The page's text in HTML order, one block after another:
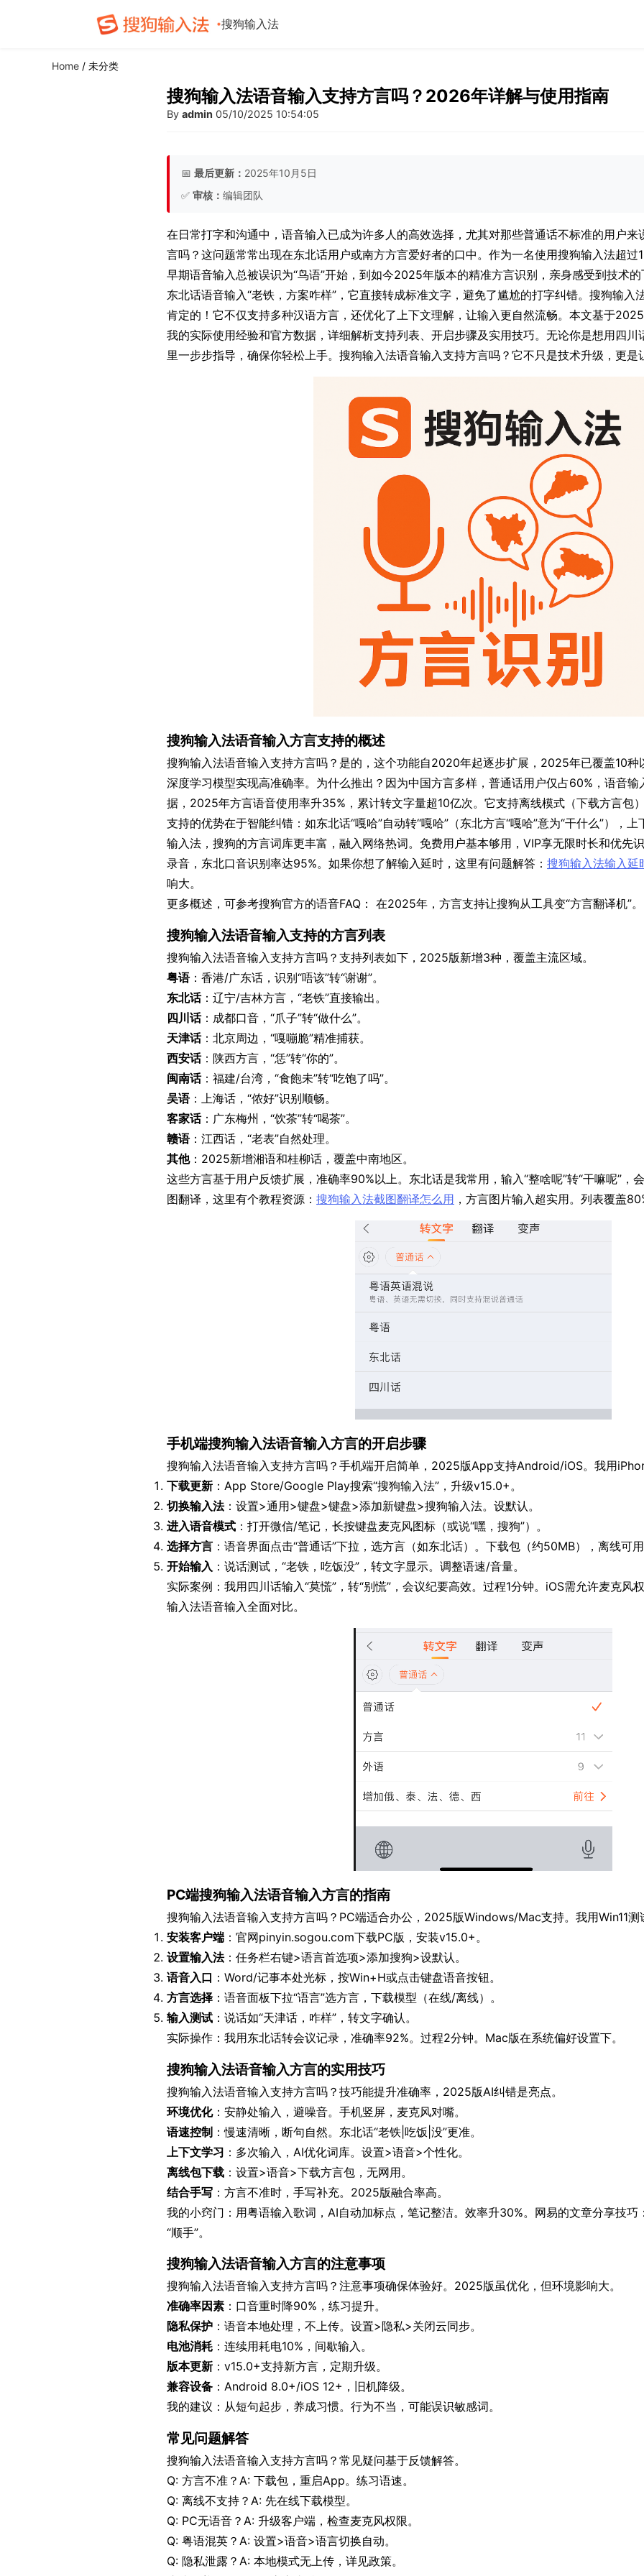
搜狗输入法
Home / 未分类
搜狗输入法语音输入支持方言吗？2026年详解与使用指南
By admin 05/10/2025 10:54:05
📅 最后更新： 2025年10月5日
✅ 审核： 编辑团队
在日常打字和沟通中，语音输入已成为许多人的高效选择，尤其对那些普通话不标准的用户
言吗？这问题常常出现在东北话用户或南方方言爱好者的口中。作为一名使用搜狗输入法超过
早期语音输入总被误识为“鸟语”开始，到如今2025年版本的精准方言识别，亲身感受到技术
东北话语音输入“老铁，方案咋样”，它直接转成标准文字，避免了尴尬的打字纠错。搜狗输入
肯定的！它不仅支持多种汉语方言，还优化了上下文理解，让输入更自然流畅。本文基于
我的实际使用经验和官方数据，详细解析支持列表、开启步骤及实用技巧。无论你是想用四
里一步步指导，确保你轻松上手。搜狗输入法语音输入支持方言吗？它不只是技术升级，更是
搜狗输入法语音输入方言支持的概述
搜狗输入法语音输入支持方言吗？是的，这个功能自2020年起逐步扩展，2025年已覆盖10种
深度学习模型实现高准确率。为什么推出？因为中国方言多样，普通话用户仅占60%，语音
据，2025年方言语音使用率升35%，累计转文字量超10亿次。它支持离线模式（下载方言包
支持的优势在于智能纠错：如东北话“嘎哈”自动转“嘎哈”（东北方言“嘎哈”意为“干什么”），
输入法，搜狗的方言词库更丰富，融入网络热词。免费用户基本够用，VIP享无限时长和优先
录音，东北口音识别率达95%。如果你想了解输入延时，这里有问题解答： 搜狗输入法输入延
响大。
更多概述，可参考搜狗官方的语音FAQ： 在2025年，方言支持让搜狗从工具变“方言翻译机”。
搜狗输入法语音输入支持的方言列表
搜狗输入法语音输入支持方言吗？支持列表如下，2025版新增3种，覆盖主流区域。
粤语：香港/广东话，识别“唔该”转“谢谢”。
东北话：辽宁/吉林方言，“老铁”直接输出。
四川话：成都口音，“爪子”转“做什么”。
天津话：北京周边，“嘎嘣脆”精准捕获。
西安话：陕西方言，“恁”转“你的”。
闽南话：福建/台湾，“食飽未”转“吃饱了吗”。
吴语：上海话，“侬好”识别顺畅。
客家话：广东梅州，“饮茶”转“喝茶”。
赣语：江西话，“老表”自然处理。
其他：2025新增湘语和桂柳话，覆盖中南地区。
这些方言基于用户反馈扩展，准确率90%以上。东北话是我常用，输入“整啥呢”转“干嘛呢”，
图翻译，这里有个教程资源： 搜狗输入法截图翻译怎么用 ，方言图片输入超实用。列表覆盖
手机端搜狗输入法语音输入方言的开启步骤
搜狗输入法语音输入支持方言吗？手机端开启简单，2025版App支持Android/iOS。我用
下载更新 ：App Store/Google Play搜索“搜狗输入法”，升级v15.0+。
切换输入法：设置>通用>键盘>键盘>添加新键盘>搜狗输入法。设默认。
进入语音模式 ：打开微信/笔记，长按键盘麦克风图标（或说“嘿，搜狗”）。
选择方言 ：语音界面点击“普通话”下拉，选方言（如东北话）。下载包（约50MB），离线可
开始输入 ：说话测试，“老铁，吃饭没”，转文字显示。调整语速/音量。
实际案例：我用四川话输入“莫慌”，转“别慌”，会议纪要高效。过程1分钟。iOS需允许麦克风
输入法语音输入全面对比。
PC端搜狗输入法语音输入方言的指南
搜狗输入法语音输入支持方言吗？PC端适合办公，2025版Windows/Mac支持。我用Win11测
安装客户端 ：官网pinyin.sogou.com下载PC版，安装v15.0+。
设置输入法：任务栏右键>语言首选项>添加搜狗>设默认。
语音入口 ：Word/记事本处光标，按Win+H或点击键盘语音按钮。
方言选择 ：语音面板下拉“语言”选方言，下载模型（在线/离线）。
输入测试 ：说话如“天津话，咋样”，转文字确认。
实际操作：我用东北话转会议记录，准确率92%。过程2分钟。Mac版在系统偏好设置下。
搜狗输入法语音输入方言的实用技巧
搜狗输入法语音输入支持方言吗？技巧能提升准确率，2025版AI纠错是亮点。
环境优化：安静处输入，避噪音。手机竖屏，麦克风对嘴。
语速控制 ：慢速清晰，断句自然。东北话“老铁|吃饭|没”更准。
上下文学习 ：多次输入，AI优化词库。设置>语音>个性化。
离线包下载 ：设置>语音>下载方言包，无网用。
结合手写 ：方言不准时，手写补充。2025版融合率高。
我的小窍门：用粤语输入歌词，AI自动加标点，笔记整洁。效率升30%。网易的文章分享技巧
“顺手”。
搜狗输入法语音输入方言的注意事项
搜狗输入法语音输入支持方言吗？注意事项确保体验好。2025版虽优化，但环境影响大。
准确率因素 ：口音重时降90%，练习提升。
隐私保护 ：语音本地处理，不上传。设置>隐私>关闭云同步。
电池消耗 ：连续用耗电10%，间歇输入。
版本更新 ：v15.0+支持新方言，定期升级。
兼容设备 ：Android 8.0+/iOS 12+，旧机降级。
我的建议：从短句起步，养成习惯。行为不当，可能误识敏感词。
常见问题解答
搜狗输入法语音输入支持方言吗？常见疑问基于反馈解答。
Q: 方言不准？A: 下载包，重启App。练习语速。
Q: 离线不支持？A: 先在线下载模型。
Q: PC无语音？A: 升级客户端，检查麦克风权限。
Q: 粤语混英？A: 设置>语音>语言切换自动。
Q: 隐私泄露？A: 本地模式无上传，详见政策。